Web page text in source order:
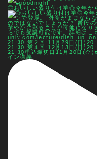
◎おいしい盛り付け学◎今年か